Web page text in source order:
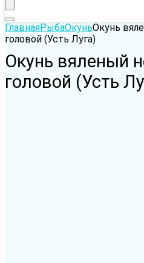
ГлавнаяРыбаОкуньОкунь
головой (Усть Луга)
Окунь вяленый
головой (Усть